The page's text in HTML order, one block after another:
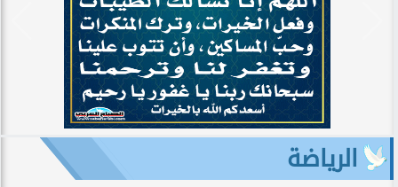
الرياضة